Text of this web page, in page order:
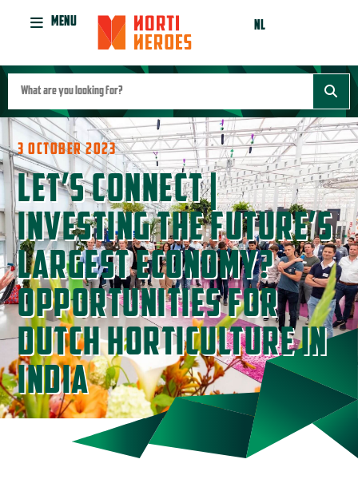
MENU NL
3 OCTOBER 2023
LET’S CONNECT |
INVESTING THE FUTURE’S
LARGEST ECONOMY?
OPPORTUNITIES FOR
DUTCH HORTICULTURE IN
INDIA